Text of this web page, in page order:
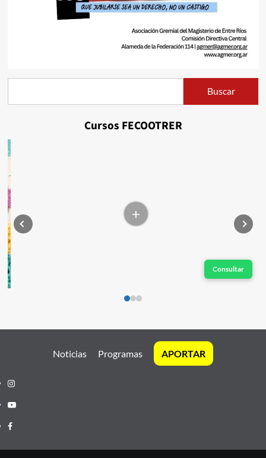
Buscar
Cursos FECOOTRER
+
Consultar
Noticias Programas APORTAR
Instagram
Youtube
Facebook